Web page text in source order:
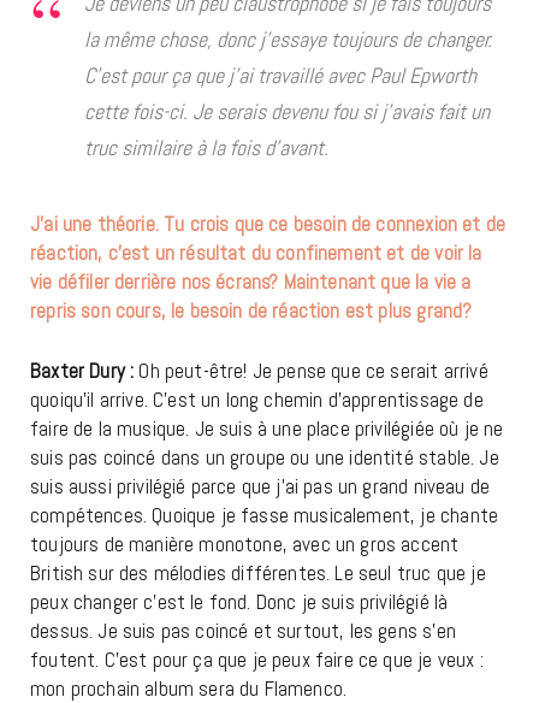
la même chose, donc j’essaye toujours de changer.
C’est pour ça que j’ai travaillé avec Paul Epworth
cette fois-ci. Je serais devenu fou si j’avais fait un
truc similaire à la fois d’avant.
J’ai une théorie. Tu crois que ce besoin de connexion et de
réaction, c’est un résultat du confinement et de voir la
vie défiler derrière nos écrans? Maintenant que la vie a
repris son cours, le besoin de réaction est plus grand?
Baxter Dury : Oh peut-être! Je pense que ce serait arrivé
quoiqu’il arrive. C’est un long chemin d’apprentissage de
faire de la musique. Je suis à une place privilégiée où je ne
suis pas coincé dans un groupe ou une identité stable. Je
suis aussi privilégié parce que j’ai pas un grand niveau de
compétences. Quoique je fasse musicalement, je chante
toujours de manière monotone, avec un gros accent
British sur des mélodies différentes. Le seul truc que je
peux changer c’est le fond. Donc je suis privilégié là
dessus. Je suis pas coincé et surtout, les gens s’en
foutent. C’est pour ça que je peux faire ce que je veux :
mon prochain album sera du Flamenco.